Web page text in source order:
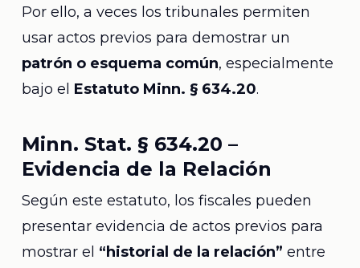
Por ello, a veces los tribunales permiten
usar actos previos para demostrar un
patrón o esquema común, especialmente
bajo el Estatuto Minn. § 634.20.
Minn. Stat. § 634.20 –
Evidencia de la Relación
Según este estatuto, los fiscales pueden
presentar evidencia de actos previos para
mostrar el “historial de la relación” entre